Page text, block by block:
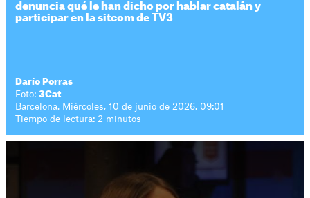
denuncia qué le han dicho por hablar catalán y
participar en la sitcom de TV3
Darío Porras
Foto:3Cat
Barcelona. Miércoles, 10 de junio de 2026. 09:01
Tiempo de lectura: 2 minutos